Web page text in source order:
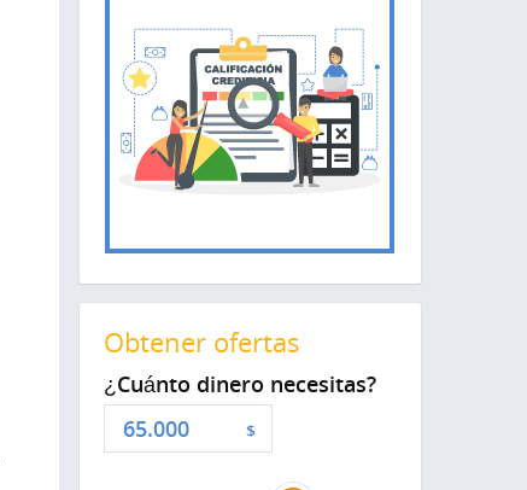
Obtener ofertas
¿Cuánto dinero necesitas?
$